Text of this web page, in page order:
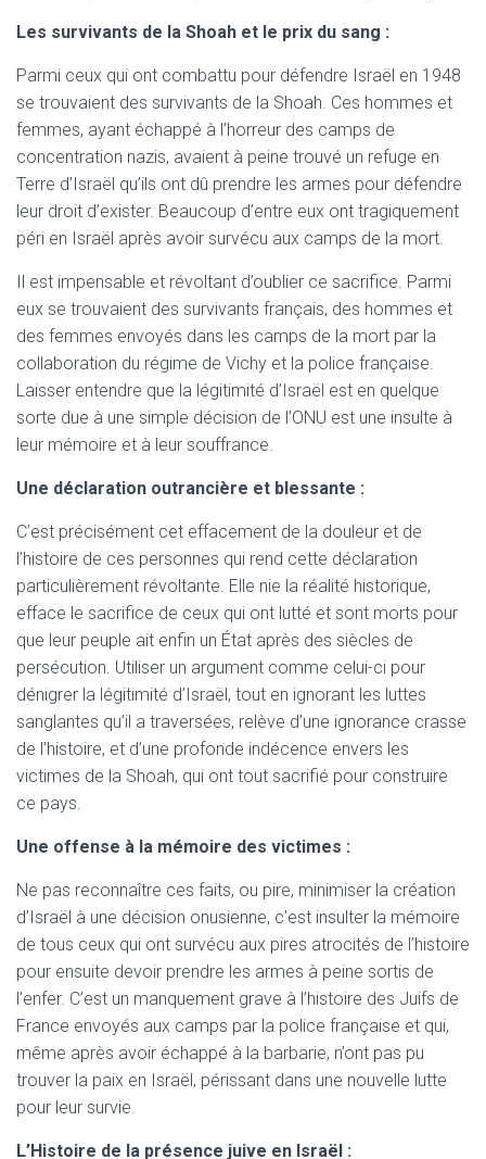
Les survivants de la Shoah et le prix du sang :
Parmi ceux qui ont combattu pour défendre Israël en 1948
se trouvaient des survivants de la Shoah. Ces hommes et
femmes, ayant échappé à l’horreur des camps de
concentration nazis, avaient à peine trouvé un refuge en
Terre d’Israël qu’ils ont dû prendre les armes pour défendre
leur droit d’exister. Beaucoup d’entre eux ont tragiquement
péri en Israël après avoir survécu aux camps de la mort.
Il est impensable et révoltant d’oublier ce sacrifice. Parmi
eux se trouvaient des survivants français, des hommes et
des femmes envoyés dans les camps de la mort par la
collaboration du régime de Vichy et la police française.
Laisser entendre que la légitimité d’Israël est en quelque
sorte due à une simple décision de l’ONU est une insulte à
leur mémoire et à leur souffrance.
Une déclaration outrancière et blessante :
C’est précisément cet effacement de la douleur et de
l’histoire de ces personnes qui rend cette déclaration
particulièrement révoltante. Elle nie la réalité historique,
efface le sacrifice de ceux qui ont lutté et sont morts pour
que leur peuple ait enfin un État après des siècles de
persécution. Utiliser un argument comme celui-ci pour
dénigrer la légitimité d’Israël, tout en ignorant les luttes
sanglantes qu’il a traversées, relève d’une ignorance crasse
de l’histoire, et d’une profonde indécence envers les
victimes de la Shoah, qui ont tout sacrifié pour construire
ce pays.
Une offense à la mémoire des victimes :
Ne pas reconnaître ces faits, ou pire, minimiser la création
d’Israël à une décision onusienne, c’est insulter la mémoire
de tous ceux qui ont survécu aux pires atrocités de l’histoire
pour ensuite devoir prendre les armes à peine sortis de
l’enfer. C’est un manquement grave à l’histoire des Juifs de
France envoyés aux camps par la police française et qui,
même après avoir échappé à la barbarie, n’ont pas pu
trouver la paix en Israël, périssant dans une nouvelle lutte
pour leur survie.
L’Histoire de la présence juive en Israël :